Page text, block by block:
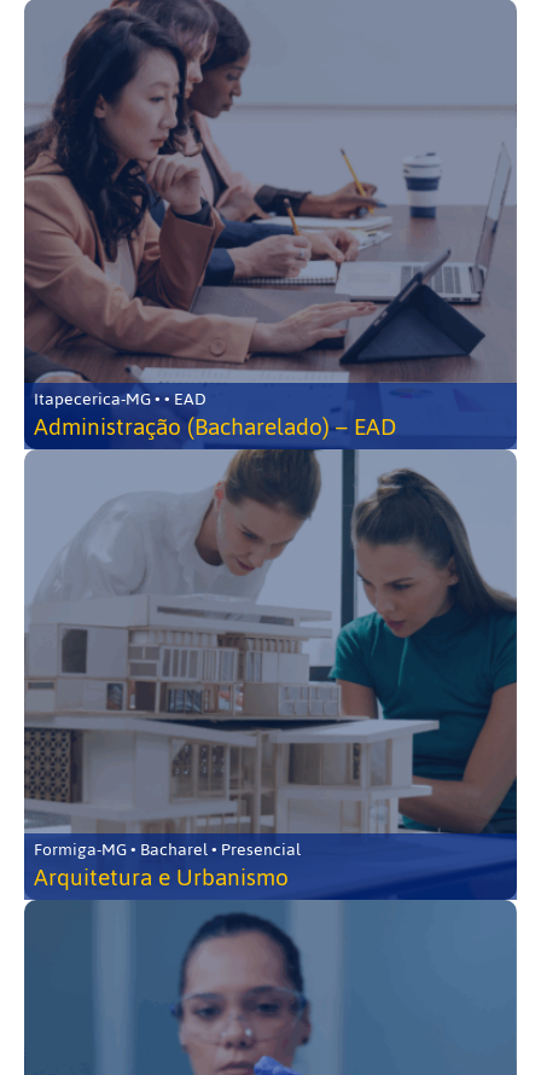
Itapecerica-MG • • EAD
Administração (Bacharelado) – EAD
Formiga-MG • Bacharel • Presencial
Arquitetura e Urbanismo